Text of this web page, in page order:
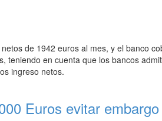
de 1942 euros al mes, y el banco
teniendo en cuenta que los bancos
ingreso netos.
Euros evitar